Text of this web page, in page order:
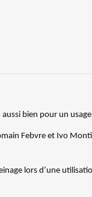
bien pour un
Febvre et Ivo
lors d’une